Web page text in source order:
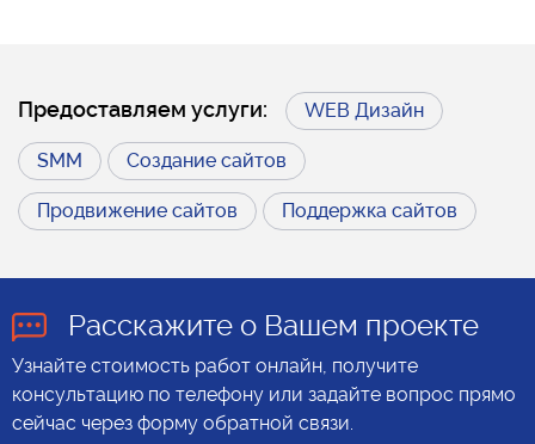
Предоставляем услуги: WEB Дизайн
SMM Создание сайтов
Продвижение сайтов Поддержка сайтов
Расскажите о Вашем проекте
Узнайте стоимость работ онлайн, получите
консультацию по телефону или задайте вопрос прямо
сейчас через форму обратной связи.